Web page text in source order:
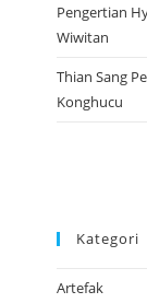
Pengertian
Wiwitan
Thian Sang
Konghucu
Kategori
Artefak